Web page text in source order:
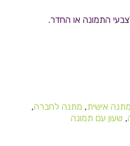
התמונה או החדר.
מתנה אישית, מתנה לחברה,
, שעון עם תמונה